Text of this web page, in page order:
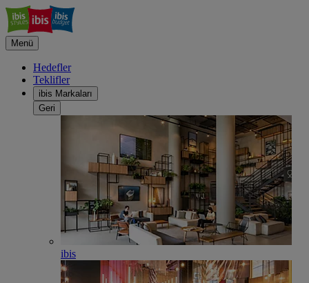
Menü
Hedefler
Teklifler
ibis Markaları
Geri
ibis